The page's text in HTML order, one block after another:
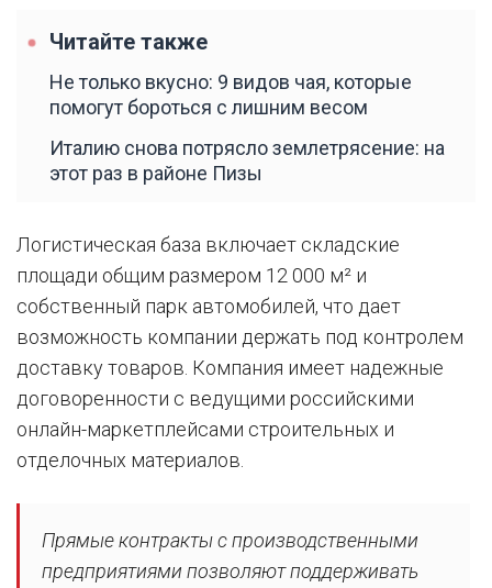
Читайте также
Не только вкусно: 9 видов чая, которые
помогут бороться с лишним весом
Италию снова потрясло землетрясение: на
этот раз в районе Пизы
Логистическая база включает складские
площади общим размером 12 000 м² и
собственный парк автомобилей, что дает
возможность компании держать под контролем
доставку товаров. Компания имеет надежные
договоренности с ведущими российскими
онлайн-маркетплейсами строительных и
отделочных материалов.
Прямые контракты с производственными
предприятиями позволяют поддерживать